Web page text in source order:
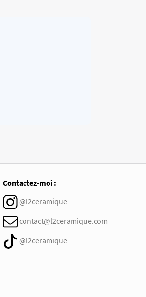
Contactez-moi :
@l2ceramique
contact@l2ceramique.com
@l2ceramique